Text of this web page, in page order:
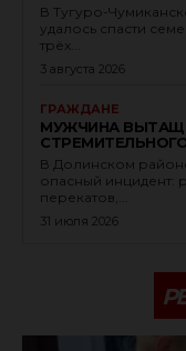
В Тугуро-
удалось спасти
трёх...
3 августа 2026
ГРАЖДАНЕ
МУЖЧИНА
В Долинском
опасный инцидент:
перекатов,...
31 июля 2026